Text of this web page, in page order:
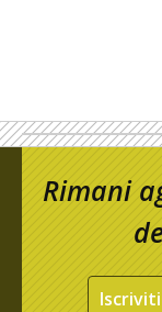
Rimani